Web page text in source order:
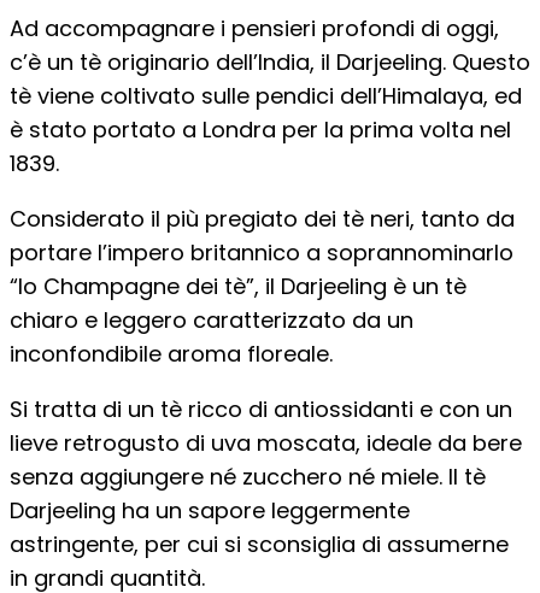
Ad accompagnare i pensieri profondi di oggi,
c’è un tè originario dell’India, il Darjeeling. Questo
tè viene coltivato sulle pendici dell’Himalaya, ed
è stato portato a Londra per la prima volta nel
1839.
Considerato il più pregiato dei tè neri, tanto da
portare l’impero britannico a soprannominarlo
“lo Champagne dei tè”, il Darjeeling è un tè
chiaro e leggero caratterizzato da un
inconfondibile aroma floreale.
Si tratta di un tè ricco di antiossidanti e con un
lieve retrogusto di uva moscata, ideale da bere
senza aggiungere né zucchero né miele. Il tè
Darjeeling ha un sapore leggermente
astringente, per cui si sconsiglia di assumerne
in grandi quantità.